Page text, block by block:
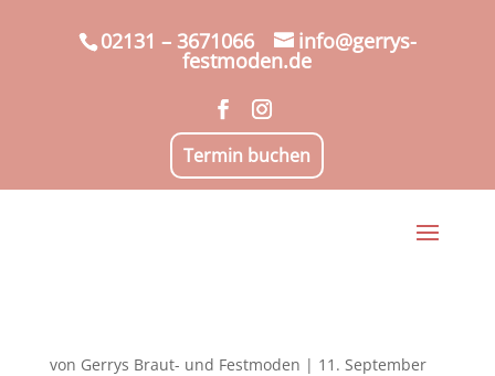
02131 – 3671066 info@gerrys-
festmoden.de
Termin buchen
von Gerrys Braut- und Festmoden | 11. September